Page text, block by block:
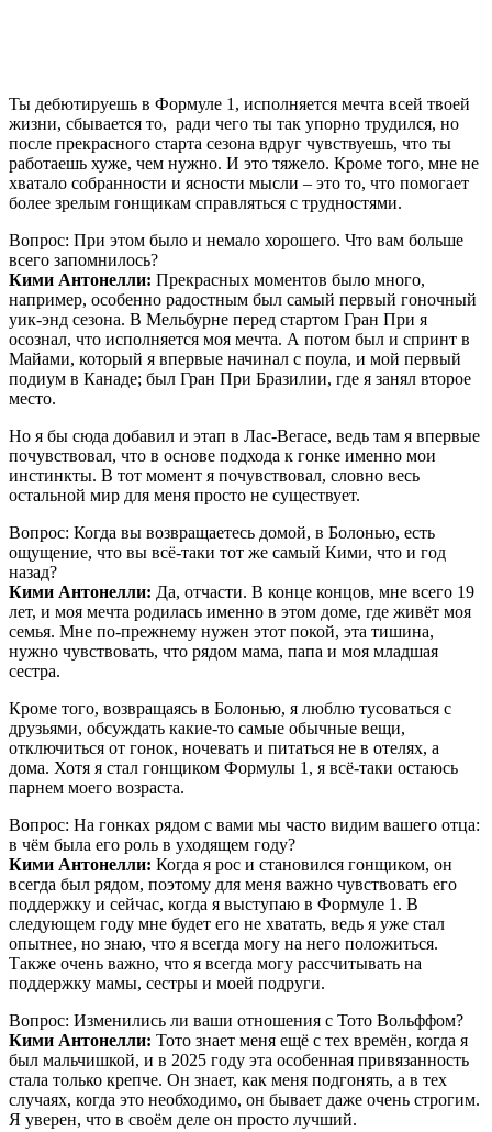
Ты дебютируешь в Формуле 1, исполняется мечта всей твоей
жизни, сбывается то, ради чего ты так упорно трудился, но
после прекрасного старта сезона вдруг чувствуешь, что ты
работаешь хуже, чем нужно. И это тяжело. Кроме того, мне не
хватало собранности и ясности мысли – это то, что помогает
более зрелым гонщикам справляться с трудностями.
Вопрос: При этом было и немало хорошего. Что вам больше
всего запомнилось?
Кими Антонелли: Прекрасных моментов было много,
например, особенно радостным был самый первый гоночный
уик-энд сезона. В Мельбурне перед стартом Гран При я
осознал, что исполняется моя мечта. А потом был и спринт в
Майами, который я впервые начинал с поула, и мой первый
подиум в Канаде; был Гран При Бразилии, где я занял второе
место.
Но я бы сюда добавил и этап в Лас-Вегасе, ведь там я впервые
почувствовал, что в основе подхода к гонке именно мои
инстинкты. В тот момент я почувствовал, словно весь
остальной мир для меня просто не существует.
Вопрос: Когда вы возвращаетесь домой, в Болонью, есть
ощущение, что вы всё-таки тот же самый Кими, что и год
назад?
Кими Антонелли: Да, отчасти. В конце концов, мне всего 19
лет, и моя мечта родилась именно в этом доме, где живёт моя
семья. Мне по-прежнему нужен этот покой, эта тишина,
нужно чувствовать, что рядом мама, папа и моя младшая
сестра.
Кроме того, возвращаясь в Болонью, я люблю тусоваться с
друзьями, обсуждать какие-то самые обычные вещи,
отключиться от гонок, ночевать и питаться не в отелях, а
дома. Хотя я стал гонщиком Формулы 1, я всё-таки остаюсь
парнем моего возраста.
Вопрос: На гонках рядом с вами мы часто видим вашего отца:
в чём была его роль в уходящем году?
Кими Антонелли: Когда я рос и становился гонщиком, он
всегда был рядом, поэтому для меня важно чувствовать его
поддержку и сейчас, когда я выступаю в Формуле 1. В
следующем году мне будет его не хватать, ведь я уже стал
опытнее, но знаю, что я всегда могу на него положиться.
Также очень важно, что я всегда могу рассчитывать на
поддержку мамы, сестры и моей подруги.
Вопрос: Изменились ли ваши отношения с Тото Вольффом?
Кими Антонелли: Тото знает меня ещё с тех времён, когда я
был мальчишкой, и в 2025 году эта особенная привязанность
стала только крепче. Он знает, как меня подгонять, а в тех
случаях, когда это необходимо, он бывает даже очень строгим.
Я уверен, что в своём деле он просто лучший.